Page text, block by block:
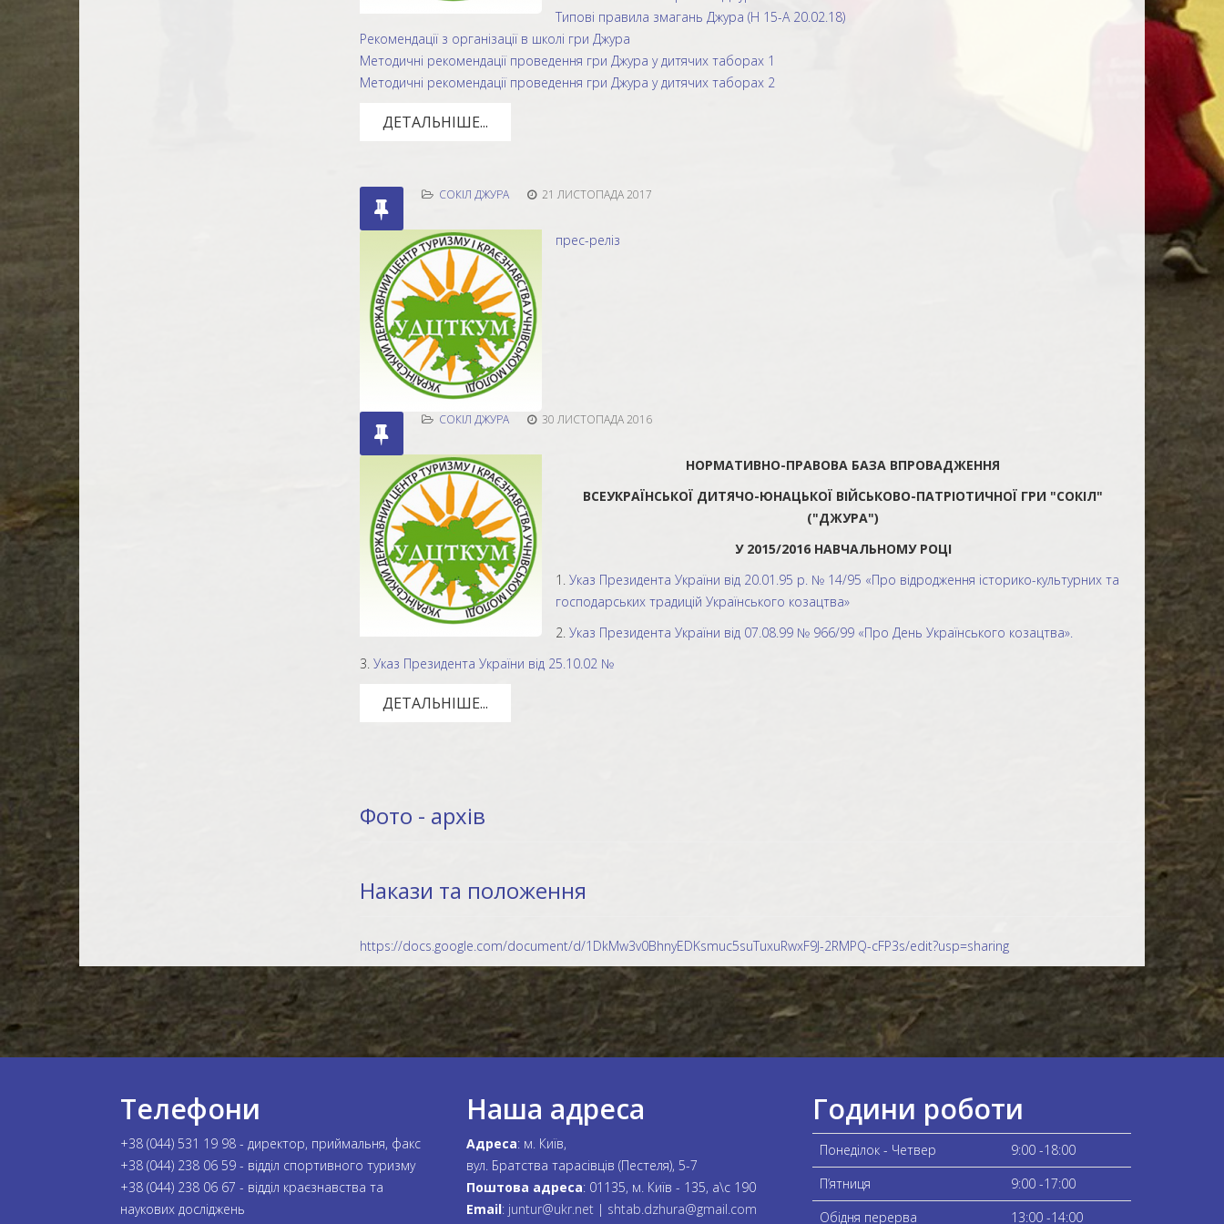
Типові правила змагань Джура (Н 15-А 20.02.18)
Рекомендації з організації в школі гри Джура
Методичні рекомендації проведення гри Джура у дитячих таборах 1
Методичні рекомендації проведення гри Джура у дитячих таборах 2
ДЕТАЛЬНІШЕ...
СОКІЛ ДЖУРА 21 ЛИСТОПАДА 2017
прес-реліз
СОКІЛ ДЖУРА 30 ЛИСТОПАДА 2016
НОРМАТИВНО-ПРАВОВА БАЗА ВПРОВАДЖЕННЯ
ВСЕУКРАЇНСЬКОЇ ДИТЯЧО-ЮНАЦЬКОЇ ВІЙСЬКОВО-ПАТРІОТИЧНОЇ ГРИ "СОКІЛ"
("ДЖУРА")
У 2015/2016 НАВЧАЛЬНОМУ РОЦІ
1. Указ Президента України від 20.01.95 р. № 14/95 «Про відродження історико-культурних та
господарських традицій Українського козацтва»
2. Указ Президента України від 07.08.99 № 966/99 «Про День Українського козацтва».
3.Указ Президента України від 25.10.02 №
ДЕТАЛЬНІШЕ...
Фото - архів
Накази та положення
https://docs.google.com/document/d/1DkMw3v0BhnyEDKsmuc5suTuxuRwxF9J-2RMPQ-cFP3s/edit?usp=sharing
Телефони
+38 (044) 531 19 98 - директор, приймальня, факс
+38 (044) 238 06 59 - відділ спортивного туризму
+38 (044) 238 06 67 - відділ краєзнавства та
наукових досліджень
Наша адреса
Адреса: м. Київ,
вул. Братства тарасівців (Пестеля), 5-7
Поштова адреса: 01135, м. Київ - 135, а\с 190
Email: juntur@ukr.net | shtab.dzhura@gmail.com
Години роботи
Понеділок - Четвер
9:00 -18:00
П’ятниця
9:00 -17:00
Обідня перерва
13:00 -14:00